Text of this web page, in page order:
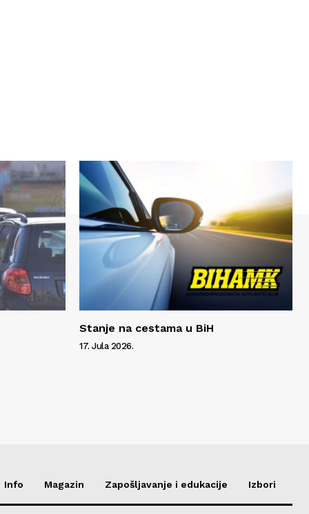
Stanje na cestama u BiH
17. Jula 2026.
Info Magazin Zapošljavanje i edukacije Izbori